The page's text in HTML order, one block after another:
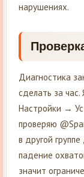
нарушениях.
Диагностика
сделать за час.
Настройки →
проверяю
в другой
падение
значит